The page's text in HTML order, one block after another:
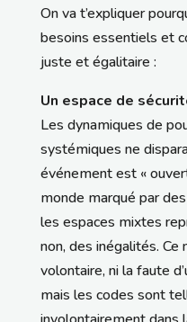
On va t’expliquer
besoins essentiels et
juste et égalitaire :
Un espace de
Les dynamiques de
systémiques ne
événement est «
monde marqué par
les espaces mixtes
non, des inégalités. Ce
volontaire, ni la faute
mais les codes sont